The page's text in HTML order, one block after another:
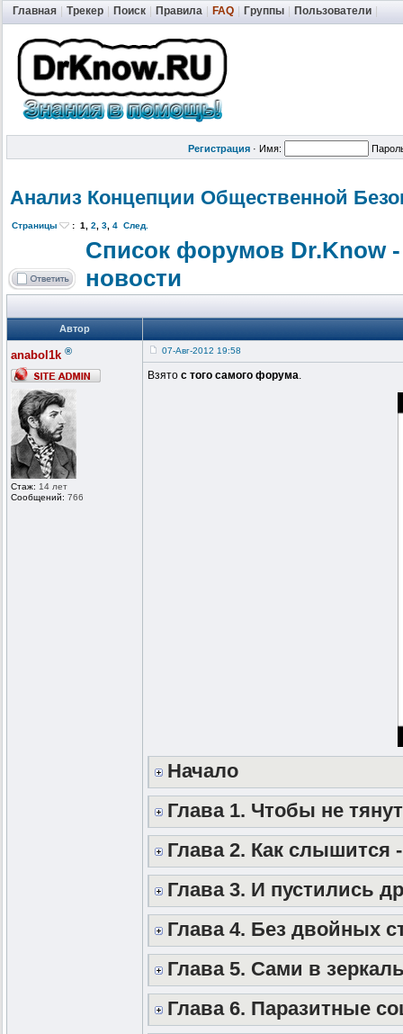
Главная Трекер Поиск Правила FAQ Группы Пользователи
Регистрация · Имя:
Анализ Концепции Общественной
Страницы : 1, 2, 3, 4 След.
Список форумов Dr.Know
новости
Автор
anabol1k ®
Стаж: 14 лет
Сообщений: 766
07-Авг-2012 19:58
Взято с того самого форума.
Начало
Глава 1. Чтобы не
Глава 2. Как слышится
Глава 3. И пустились
Глава 4. Без двойных
Глава 5. Сами в
Глава 6. Паразитные